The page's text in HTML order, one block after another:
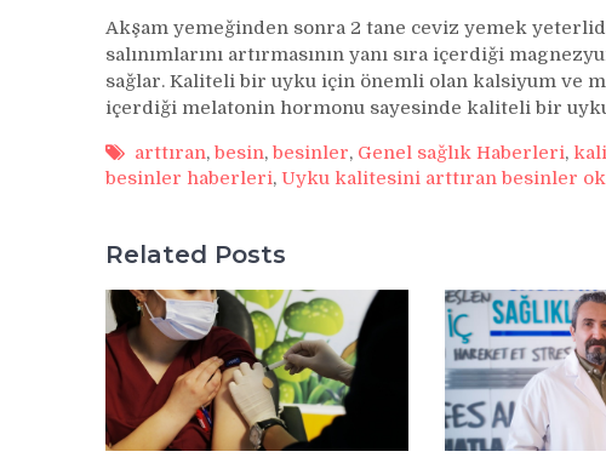
Akşam yemeğinden sonra 2 tane ceviz yemek
salınımlarını artırmasının yanı sıra içerdiği
sağlar. Kaliteli bir uyku için önemli olan kalsiyum ve
içerdiği melatonin hormonu sayesinde kaliteli bir
arttıran, besin, besinler, Genel sağlık Haberleri,
besinler haberleri, Uyku kalitesini arttıran besinler
Related Posts